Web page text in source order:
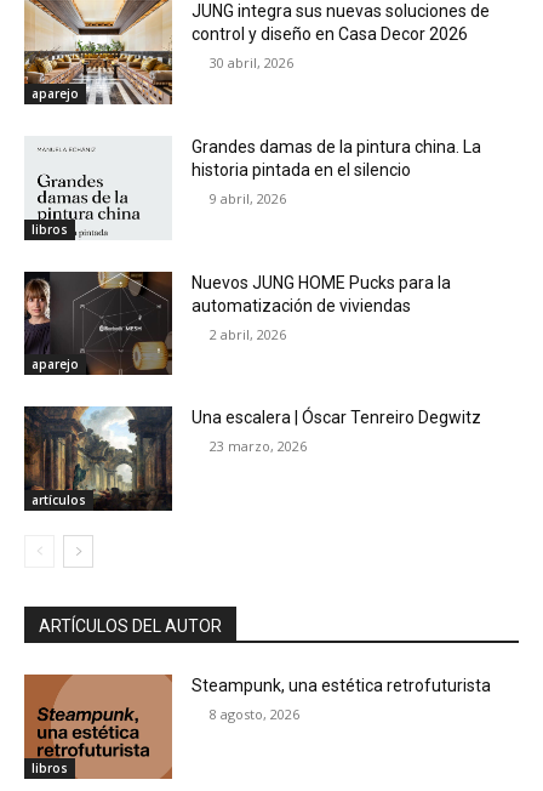
aparejo
JUNG integra sus nuevas soluciones de
control y diseño en Casa Decor 2026
30 abril, 2026
libros
Grandes damas de la pintura china. La
historia pintada en el silencio
9 abril, 2026
aparejo
Nuevos JUNG HOME Pucks para la
automatización de viviendas
2 abril, 2026
artículos
Una escalera | Óscar Tenreiro Degwitz
23 marzo, 2026
ARTÍCULOS DEL AUTOR
libros
Steampunk, una estética retrofuturista
8 agosto, 2026